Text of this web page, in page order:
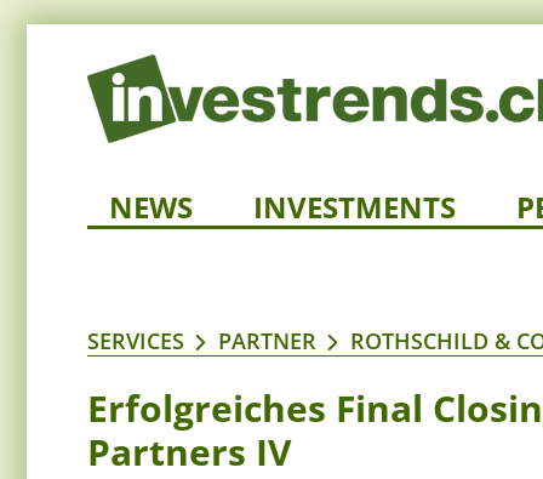
NEWS INVESTMENTS
SERVICES PARTNER ROTHSCHILD &
Erfolgreiches Final
Partners IV